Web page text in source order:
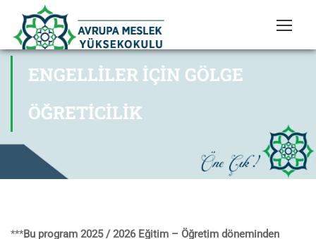
ENGELLILER İÇIN GÖLGE
ÖĞRETICILIK
***Bu program 2025 / 2026 Eğitim – Öğretim döneminden